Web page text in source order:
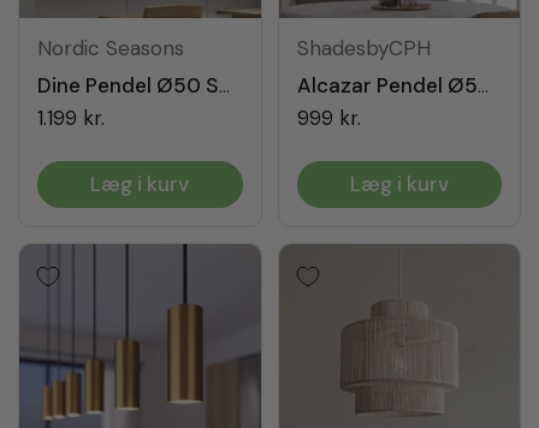
Nordic Seasons
Dine Pendel Ø50 Sort
1.199 kr.
Læg i kurv
ShadesbyCPH
Alcazar Pendel Ø50 Champagne
999 kr.
Læg i kurv